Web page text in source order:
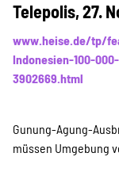
Telepolis, 27.
www.heise.de/tp/
Indonesien-100-
3902669.html
Gunung-Agung-
müssen Umgebung